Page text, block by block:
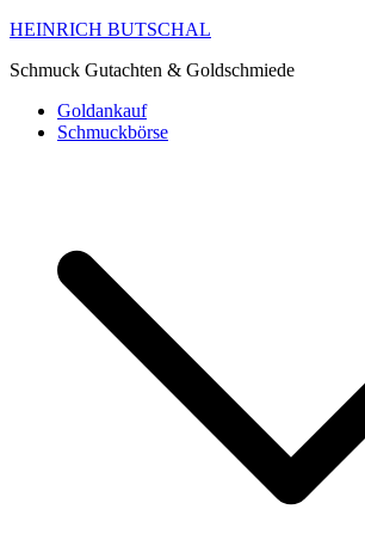
HEINRICH BUTSCHAL
Schmuck Gutachten & Goldschmiede
Goldankauf
Schmuckbörse